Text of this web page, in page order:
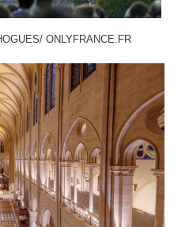
ONLYFRANCE.FR